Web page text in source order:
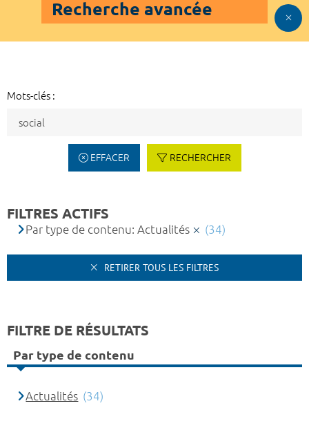
Recherche avancée
Mots-clés :
EFFACER RECHERCHER
FILTRES ACTIFS
Par type de contenu: Actualités (34)
RETIRER TOUS LES FILTRES
FILTRE DE RÉSULTATS
Par type de contenu
Actualités (34)